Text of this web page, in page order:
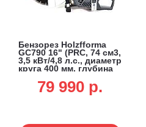
Бензорез Holzfforma
GC790 16" (PRC, 74 см3,
3,5 кВт/4,8 л.с., диаметр
круга 400 мм, глубина
79 990 p.